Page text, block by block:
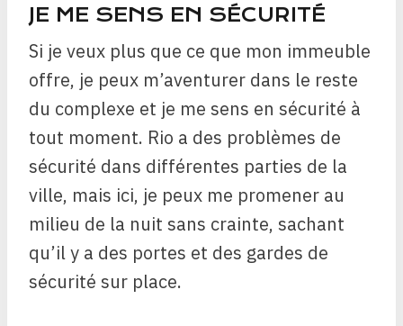
JE ME SENS EN SÉCURITÉ
Si je veux plus que ce que mon immeuble
offre, je peux m’aventurer dans le reste
du complexe et je me sens en sécurité à
tout moment. Rio a des problèmes de
sécurité dans différentes parties de la
ville, mais ici, je peux me promener au
milieu de la nuit sans crainte, sachant
qu’il y a des portes et des gardes de
sécurité sur place.